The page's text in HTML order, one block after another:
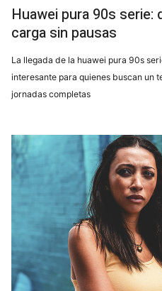
Huawei pura 90s serie:
carga sin pausas
La llegada de la huawei pura 90s
interesante para quienes buscan un
jornadas completas